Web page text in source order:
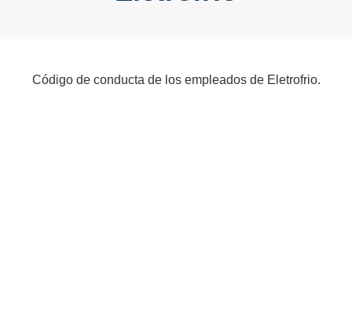
Código de conducta de los empleados de Eletrofrio.